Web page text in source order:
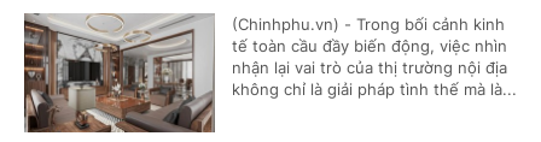
(Chinhphu.vn) - Trong bối cảnh kinh
tế toàn cầu đầy biến động, việc nhìn
nhận lại vai trò của thị trường nội địa
không chỉ là giải pháp tình thế mà là...